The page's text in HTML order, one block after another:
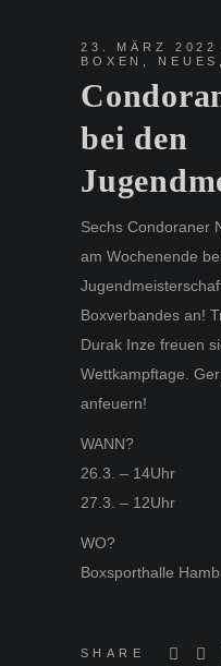
23. MÄRZ 2022
BOXEN
NEUES
bei den
Sechs Condoraner
am Wochenende
Boxverbandes an!
Durak Inze freuen
Wettkampftage.
anfeuern!
WANN?
26.3. – 14Uhr
27.3. – 12Uhr
WO?
Boxsporthalle
SHARE